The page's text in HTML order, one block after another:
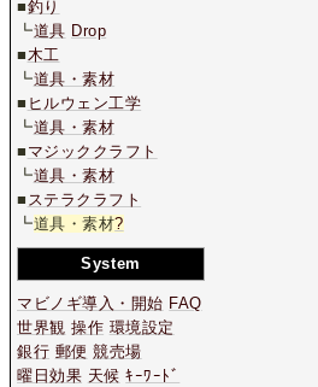
■釣り
┗道具 Drop
■ 木工
┗道具・素材
■ ヒルウェン工学
┗道具・素材
■ マジッククラフト
┗道具・素材
■ ステラクラフト
┗道具・素材?
System
マビノギ導入・開始 FAQ
世界観 操作 環境設定
銀行 郵便 競売場
曜日効果 天候 ｷｰﾜｰﾄﾞ